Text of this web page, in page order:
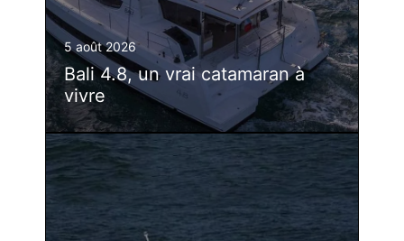
5 août 2026
Bali 4.8, un vrai catamaran à
vivre